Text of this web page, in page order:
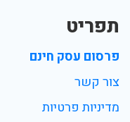
תפריט
פרסום עסק חינם
צור קשר
מדיניות פרטיות